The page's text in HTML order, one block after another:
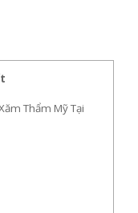
Thẩm Mỹ Tại